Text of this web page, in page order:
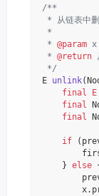
/**
* 从链表中删
*
* @param x
* @return
*/
E unlink
final
E
final
final
if
    }
else